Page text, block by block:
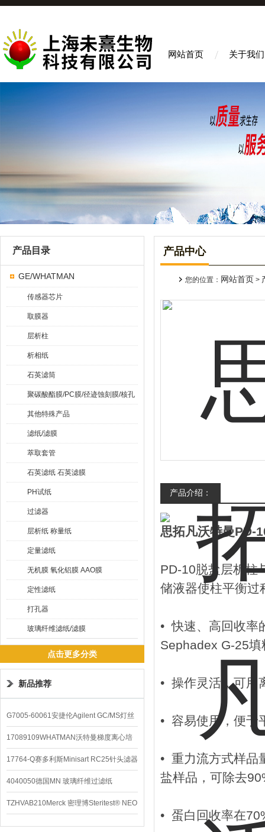
网站首页 关于我们
产品目录
GE/WHATMAN
传感器芯片
取膜器
层析柱
析相纸
石英滤筒
聚碳酸酯膜/PC膜/径迹蚀刻膜/核孔
膜
其他特殊产品
滤纸/滤膜
萃取套管
石英滤纸 石英滤膜
PH试纸
过滤器
层析纸 称量纸
定量滤纸
无机膜 氧化铝膜 AAO膜
定性滤纸
打孔器
玻璃纤维滤纸/滤膜
点击更多分类
新品推荐
G7005-60061安捷伦Agilent GC/MS灯丝
配件
17089109WHATMAN沃特曼梯度离心培
养基
17764-Q赛多利斯Minisart RC25针头滤器
4040050德国MN 玻璃纤维过滤纸
TZHVAB210Merck 密理博Steritest® NEO
设备
产品中心
您的位置： 网站首页 >
产品介绍：
思拓凡沃特曼PD-
PD-10脱盐层析柱
储液器使柱平衡过
• 快速、高回收率
Sephadex G-25填
• 操作灵活，可用
• 容易使用，便于
• 重力流方式样品
盐样品，可除去
• 蛋白回收率在